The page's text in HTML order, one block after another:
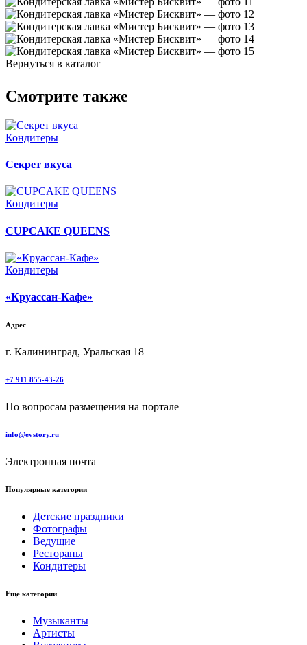
Вернуться в каталог
Смотрите также
Кондитеры
Секрет вкуса
Кондитеры
CUPCAKE QUEENS
Кондитеры
«Круассан-Кафе»
Адрес
г. Калининград, Уральская 18
+7 911 855-43-26
По вопросам размещения на портале
info@evstory.ru
Электронная почта
Популярные категории
Детские праздники
Фотографы
Ведущие
Рестораны
Кондитеры
Еще категории
Музыканты
Артисты